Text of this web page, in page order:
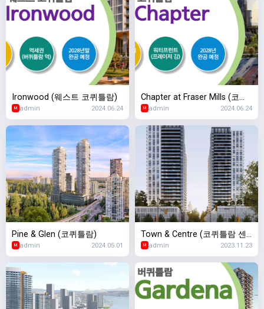
Ironwood (웨스트 코퀴틀람)
M admin 2024.06.24
Chapter at Fraser Mills (코퀴
틀람 프레이저 밀스)
M admin 2024.06.24
Pine & Glen (코퀴틀람)
M admin 2024.05.01
Town & Centre (코퀴틀람 센
터)
M admin 2023.11.23